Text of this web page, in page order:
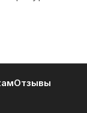
Отзывы